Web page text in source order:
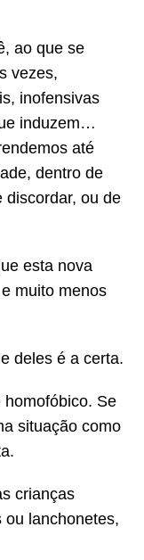
ao que se
vezes,
inofensivas
induzem…
até
dentro de
discordar, ou de
esta nova
muito menos
deles é a certa.
homofóbico. Se
situação como
crianças
ou lanchonetes,